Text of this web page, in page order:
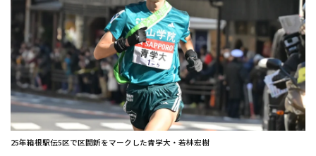
25年箱根駅伝5区で区間新をマークした青学大・若林宏樹